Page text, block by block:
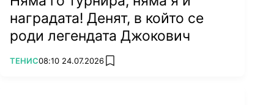
наградата! Денят, в който се
роди легендата Джокович
ПОВЕЧЕ ОТ
ТЕНИС08:10 24.07.2026 add favorites